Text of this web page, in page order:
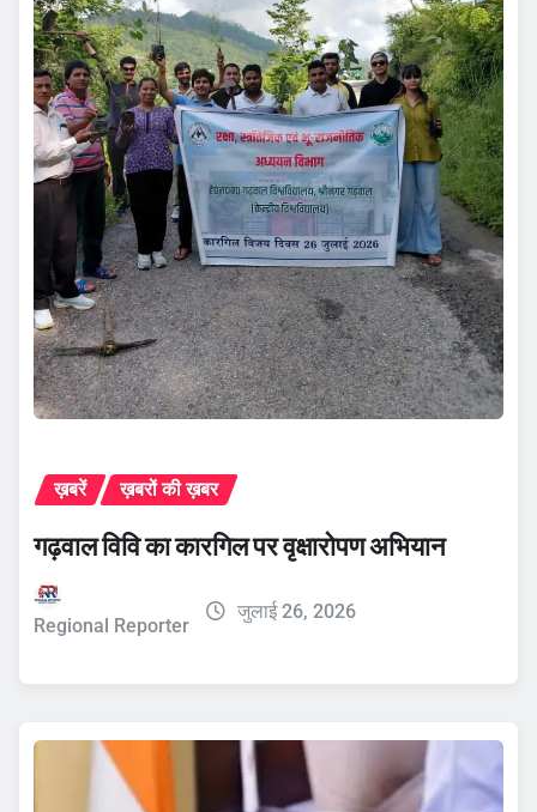
ख़बरें ख़बरों की ख़बर
गढ़वाल विवि का कारगिल पर वृक्षारोपण अभियान
Regional Reporter
जुलाई 26, 2026